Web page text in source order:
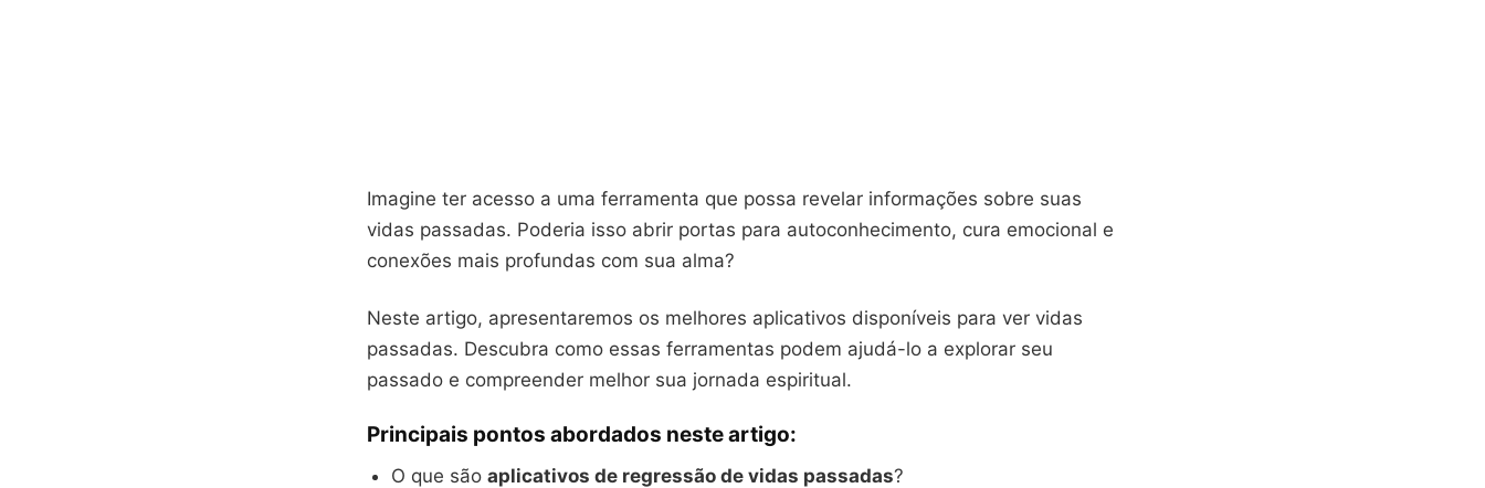
Imagine ter acesso a uma ferramenta que possa revelar informações sobre suas
vidas passadas. Poderia isso abrir portas para autoconhecimento, cura emocional e
conexões mais profundas com sua alma?
Neste artigo, apresentaremos os melhores aplicativos disponíveis para ver vidas
passadas. Descubra como essas ferramentas podem ajudá-lo a explorar seu
passado e compreender melhor sua jornada espiritual.
Principais pontos abordados neste artigo:
O que são aplicativos de regressão de vidas passadas?